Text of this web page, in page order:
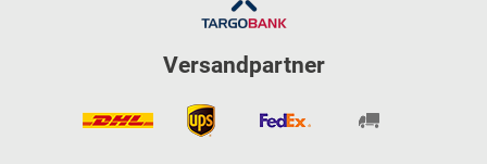
Versandpartner